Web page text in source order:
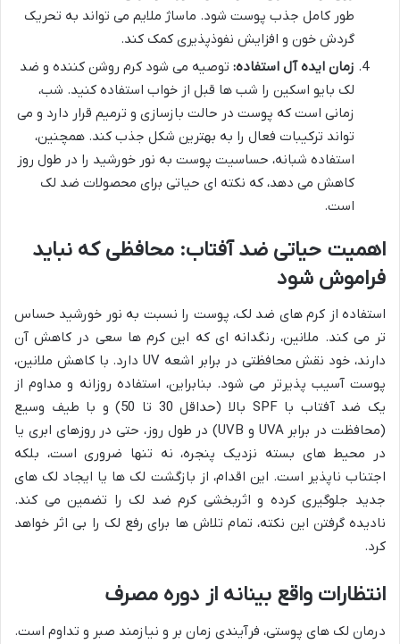
طور کامل جذب پوست شود. ماساژ ملایم می تواند به تحریک
گردش خون و افزایش نفوذپذیری کمک کند.
زمان ایده آل استفاده: توصیه می شود کرم روشن کننده و ضد
لک بایو اسکین را شب ها قبل از خواب استفاده کنید. شب،
زمانی است که پوست در حالت بازسازی و ترمیم قرار دارد و می
تواند ترکیبات فعال را به بهترین شکل جذب کند. همچنین،
استفاده شبانه، حساسیت پوست به نور خورشید را در طول روز
کاهش می دهد، که نکته ای حیاتی برای محصولات ضد لک
است.
اهمیت حیاتی ضد آفتاب: محافظی که نباید
فراموش شود
استفاده از کرم های ضد لک، پوست را نسبت به نور خورشید حساس
تر می کند. ملانین، رنگدانه ای که این کرم ها سعی در کاهش آن
دارند، خود نقش محافظتی در برابر اشعه UV دارد. با کاهش ملانین،
پوست آسیب پذیرتر می شود. بنابراین، استفاده روزانه و مداوم از
یک ضد آفتاب با SPF بالا (حداقل 30 تا 50) و با طیف وسیع
(محافظت در برابر UVA و UVB) در طول روز، حتی در روزهای ابری یا
در محیط های بسته نزدیک پنجره، نه تنها ضروری است، بلکه
اجتناب ناپذیر است. این اقدام، از بازگشت لک ها یا ایجاد لک های
جدید جلوگیری کرده و اثربخشی کرم ضد لک را تضمین می کند.
نادیده گرفتن این نکته، تمام تلاش ها برای رفع لک را بی اثر خواهد
کرد.
انتظارات واقع بینانه از دوره مصرف
درمان لک های پوستی، فرآیندی زمان بر و نیازمند صبر و تداوم است.